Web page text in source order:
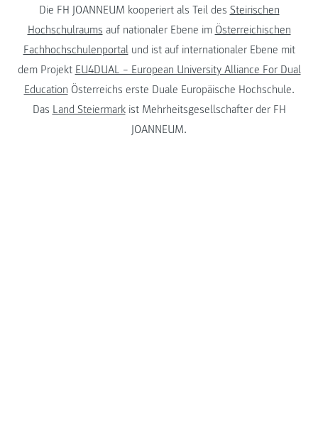
Die FH JOANNEUM kooperiert als Teil des Steirischen
Hochschulraums auf nationaler Ebene im Österreichischen
Fachhochschulenportalund ist auf internationaler Ebene mit
dem Projekt EU4DUAL – European University Alliance For Dual
Education Österreichs erste Duale Europäische Hochschule.
Das Land Steiermarkist Mehrheitsgesellschafter der FH
JOANNEUM.